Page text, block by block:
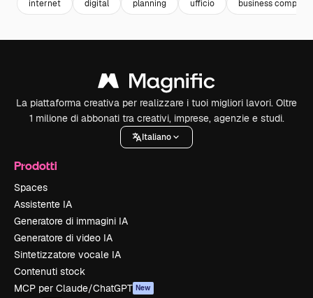
internet digital planning ufficio business computer
La piattaforma creativa per realizzare i tuoi migliori lavori. Oltre
1 milione di abbonati tra creativi, imprese, agenzie e studi.
Italiano
Prodotti
Spaces
Assistente IA
Generatore di immagini IA
Generatore di video IA
Sintetizzatore vocale IA
Contenuti stock
MCP per Claude/ChatGPT New